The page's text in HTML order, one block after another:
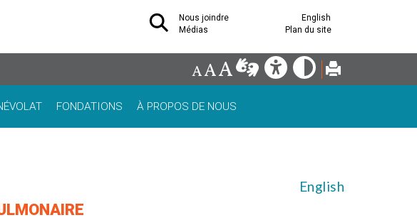
Nous joindre
English
Médias
Plan du site
FONDATIONS À PROPOS DE NOUS
English